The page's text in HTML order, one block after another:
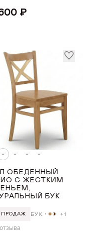
₽
ОБЕДЕННЫЙ
С ЖЕСТКИМ
БУК
ПРОДАЖ БУК +1
позже